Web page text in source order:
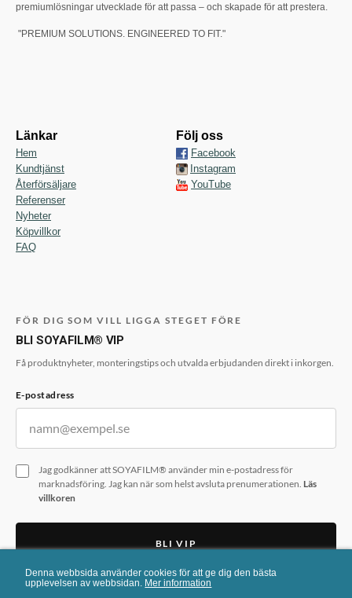
Denna webbsida använder cookies för att ge dig den bästa
upplevelsen av webbsidan. Mer information
premiumlösningar utvecklade för att passa – och skapade för att prestera.
"PREMIUM SOLUTIONS. ENGINEERED TO FIT."
Länkar
Hem
Kundtjänst
Återförsäljare
Referenser
Nyheter
Köpvillkor
FAQ
Följ oss
Facebook
Instagram
YouTube
FÖR DIG SOM VILL LIGGA STEGET FÖRE
BLI SOYAFILM® VIP
Få produktnyheter, monteringstips och utvalda erbjudanden direkt i inkorgen.
E-postadress
Jag godkänner att SOYAFILM® använder min e-postadress för
marknadsföring. Jag kan när som helst avsluta prenumerationen. Läs
villkoren
BLI VIP
Formuläret skyddas av reCAPTCHA. Googlesintegritetspolicy